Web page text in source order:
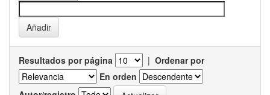
Resultados por página | Ordenar por
En orden